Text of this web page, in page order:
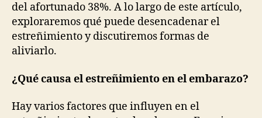
del afortunado 38%. A lo largo de este artículo,
exploraremos qué puede desencadenar el
estreñimiento y discutiremos formas de
aliviarlo.
¿Qué causa el estreñimiento en el embarazo?
Hay varios factores que influyen en el